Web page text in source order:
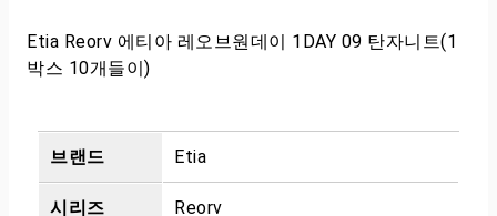
Etia Reorv 에티아 레오브원데이 1DAY 09 탄자니트(1
박스 10개들이)
브랜드 Etia
시리즈 Reorv